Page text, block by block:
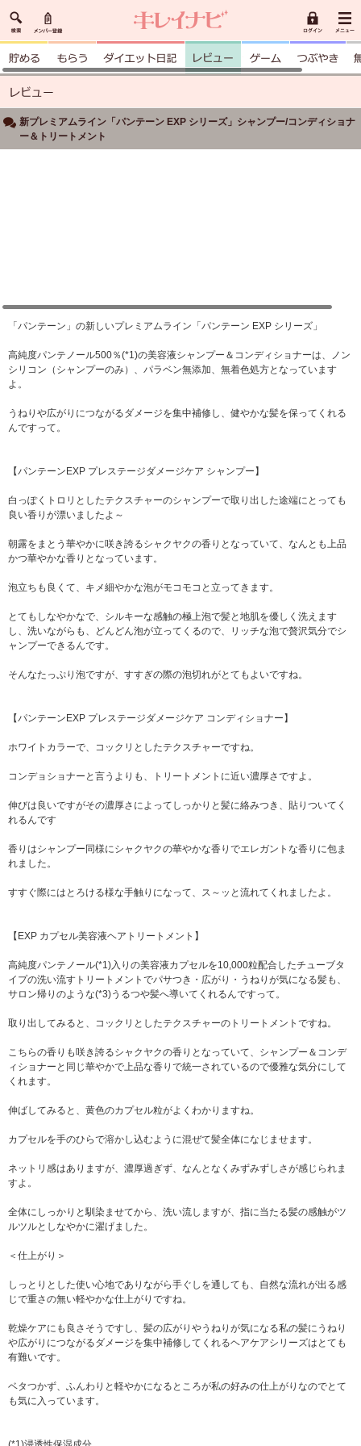
新プレミアムライン「パンテーン EXP シリーズ」シャンプー/コンディショナ
ー＆トリートメント
「パンテーン」の新しいプレミアムライン「パンテーン EXP シリーズ」
高純度パンテノール500％(*1)の美容液シャンプー＆コンディショナーは、ノン
シリコン（シャンプーのみ）、パラベン無添加、無着色処方となっています
よ。
うねりや広がりにつながるダメージを集中補修し、健やかな髪を保ってくれる
んですって。
【パンテーンEXP プレステージダメージケア シャンプー】
白っぽくトロリとしたテクスチャーのシャンプーで取り出した途端にとっても
良い香りが漂いましたよ～
朝露をまとう華やかに咲き誇るシャクヤクの香りとなっていて、なんとも上品
かつ華やかな香りとなっています。
泡立ちも良くて、キメ細やかな泡がモコモコと立ってきます。
とてもしなやかなで、シルキーな感触の極上泡で髪と地肌を優しく洗えます
し、洗いながらも、どんどん泡が立ってくるので、リッチな泡で贅沢気分でシ
ャンプーできるんです。
そんなたっぷり泡ですが、すすぎの際の泡切れがとてもよいですね。
【パンテーンEXP プレステージダメージケア コンディショナー】
ホワイトカラーで、コックリとしたテクスチャーですね。
コンデョショナーと言うよりも、トリートメントに近い濃厚さですよ。
伸びは良いですがその濃厚さによってしっかりと髪に絡みつき、貼りついてく
れるんです
香りはシャンプー同様にシャクヤクの華やかな香りでエレガントな香りに包ま
れました。
すすぐ際にはとろける様な手触りになって、ス～ッと流れてくれましたよ。
【EXP カプセル美容液ヘアトリートメント】
高純度パンテノール(*1)入りの美容液カプセルを10,000粒配合したチューブタ
イプの洗い流すトリートメントでパサつき・広がり・うねりが気になる髪も、
サロン帰りのような(*3)うるつや髪へ導いてくれるんですって。
取り出してみると、コックリとしたテクスチャーのトリートメントですね。
こちらの香りも咲き誇るシャクヤクの香りとなっていて、シャンプー＆コンデ
ィショナーと同じ華やかで上品な香りで統一されているので優雅な気分にして
くれます。
伸ばしてみると、黄色のカプセル粒がよくわかりますね。
カプセルを手のひらで溶かし込むように混ぜて髪全体になじませます。
ネットリ感はありますが、濃厚過ぎず、なんとなくみずみずしさが感じられま
すよ。
全体にしっかりと馴染ませてから、洗い流しますが、指に当たる髪の感触がツ
ルツルとしなやかに濯げました。
＜仕上がり＞
しっとりとした使い心地でありながら手ぐしを通しても、自然な流れが出る感
じで重さの無い軽やかな仕上がりですね。
乾燥ケアにも良さそうですし、髪の広がりやうねりが気になる私の髪にうねり
や広がりにつながるダメージを集中補修してくれるヘアケアシリーズはとても
有難いです。
ベタつかず、ふんわりと軽やかになるところが私の好みの仕上がりなのでとて
も気に入っています。